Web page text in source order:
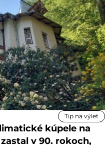
Tip na výlet
kúpele na
v 90. rokoch,